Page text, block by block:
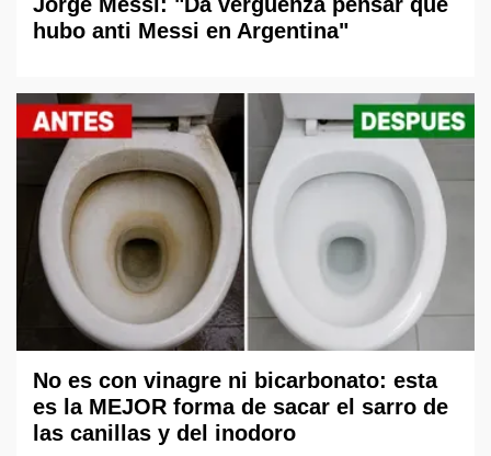
hubo anti Messi en Argentina"
No es con vinagre ni bicarbonato: esta
es la MEJOR forma de sacar el sarro de
las canillas y del inodoro